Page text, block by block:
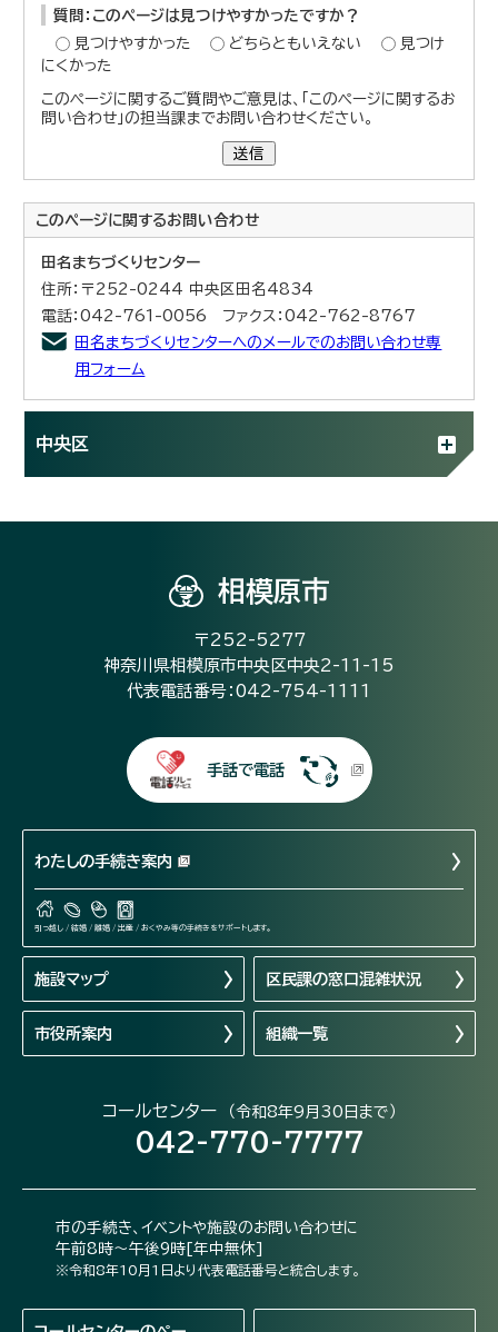
質問：このページは見つけやすかったですか？
見つけやすかった
どちらともいえない
見つけ
にくかった
このページに関するご質問やご意見は、「このページに関するお
問い合わせ」の担当課までお問い合わせください。
送信
このページに関するお問い合わせ
田名まちづくりセンター
住所：〒252-0244 中央区田名4834
電話：042-761-0056 ファクス：042-762-8767
田名まちづくりセンターへのメールでのお問い合わせ専
用フォーム
中央区
相模原市
〒252-5277
神奈川県相模原市中央区中央2-11-15
代表電話番号：042-754-1111
手話で電話
わたしの手続き案内
引っ越し / 結婚 / 離婚 / 出産 / おくやみ等の手続きをサポートします。
施設マップ 区民課の窓口混雑状況
市役所案内 組織一覧
コールセンター （令和8年9月30日まで）
042-770-7777
市の手続き、イベントや施設のお問い合わせに
午前8時～午後9時[年中無休]
※令和8年10月1日より代表電話番号と統合します。